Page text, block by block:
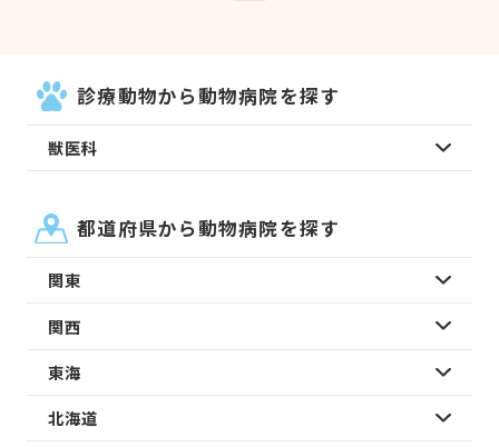
診療動物から動物病院を探す
獣医科
都道府県から動物病院を探す
関東
関西
東海
北海道